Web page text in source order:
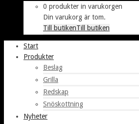
0 produkter in varukorgen
Din varukorg är tom.
Till butikenTill butiken
Start
Produkter
Beslag
Grilla
Redskap
Snöskottning
Nyheter